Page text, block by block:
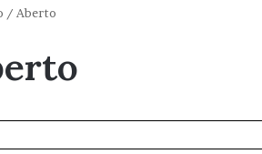
/ Aberto